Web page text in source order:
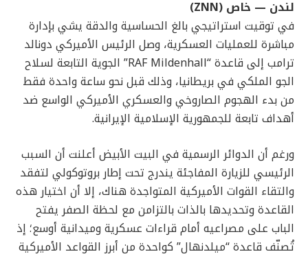
لندن — خاص (ZNN)
في توقيت استراتيجي بالغ الحساسية والدقة يشي بإدارة
مباشرة للعمليات العسكرية، وصل الرئيس الأميركي دونالد
ترامب إلى قاعدة “RAF Mildenhall” الجوية التابعة لسلاح
الجو الملكي في بريطانيا، وذلك قبل نحو ساعة واحدة فقط
من بدء الهجوم الصاروخي والعسكري الأميركي الواسع ضد
أهداف تابعة للجمهورية الإسلامية الإيرانية.
ورغم أن الدوائر الرسمية في البيت الأبيض أعلنت أن السبب
الرئيسي للزيارة المفاجئة يندرج تحت إطار بروتوكولي لتفقد
والتقاء القوات الأميركية المتواجدة هناك، إلا أن اختيار هذه
القاعدة وتحديدها بالذات بالتزامن مع لحظة الصفر يفتح
الباب على مصراعيه أمام قراءات عسكرية وميدانية أوسع؛ إذ
تُصنّف قاعدة “ميلدنهال” كواحدة من أبرز القواعد الأميركية